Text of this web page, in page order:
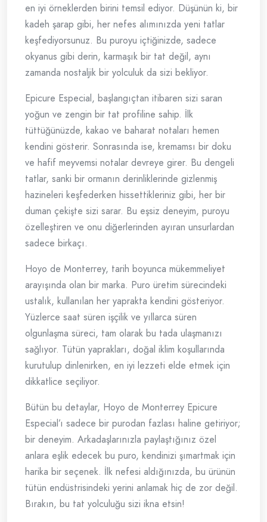
en iyi örneklerden birini temsil ediyor. Düşünün ki, bir
kadeh şarap gibi, her nefes alımınızda yeni tatlar
keşfediyorsunuz. Bu puroyu içtiğinizde, sadece
okyanus gibi derin, karmaşık bir tat değil, aynı
zamanda nostaljik bir yolculuk da sizi bekliyor.
Epicure Especial, başlangıçtan itibaren sizi saran
yoğun ve zengin bir tat profiline sahip. İlk
tüttüğünüzde, kakao ve baharat notaları hemen
kendini gösterir. Sonrasında ise, kremamsı bir doku
ve hafif meyvemsi notalar devreye girer. Bu dengeli
tatlar, sanki bir ormanın derinliklerinde gizlenmiş
hazineleri keşfederken hissettikleriniz gibi, her bir
duman çekişte sizi sarar. Bu eşsiz deneyim, puroyu
özelleştiren ve onu diğerlerinden ayıran unsurlardan
sadece birkaçı.
Hoyo de Monterrey, tarih boyunca mükemmeliyet
arayışında olan bir marka. Puro üretim sürecindeki
ustalık, kullanılan her yaprakta kendini gösteriyor.
Yüzlerce saat süren işçilik ve yıllarca süren
olgunlaşma süreci, tam olarak bu tada ulaşmanızı
sağlıyor. Tütün yaprakları, doğal iklim koşullarında
kurutulup dinlenirken, en iyi lezzeti elde etmek için
dikkatlice seçiliyor.
Bütün bu detaylar, Hoyo de Monterrey Epicure
Especial’ı sadece bir purodan fazlası haline getiriyor;
bir deneyim. Arkadaşlarınızla paylaştığınız özel
anlara eşlik edecek bu puro, kendinizi şımartmak için
harika bir seçenek. İlk nefesi aldığınızda, bu ürünün
tütün endüstrisindeki yerini anlamak hiç de zor değil.
Bırakın, bu tat yolculuğu sizi ikna etsin!